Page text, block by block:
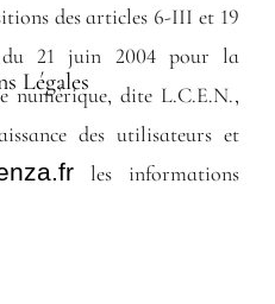
Légales
des articles 6-III et 19
21 juin 2004 pour la
numérique, dite L.C.E.N.,
des utilisateurs et
les informations